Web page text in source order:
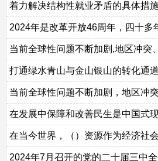
着力解决结构性就业矛盾的具体措
2024年是改革开放46周年，四十多
当前全球性问题不断加剧,地区冲突
打通绿水青山与金山银山的转化通
当前全球性问题不断加剧，地区冲
在发展中保障和改善民生是中国式
在当今世界，（）资源作为经济社
2024年7月召开的党的二十届三中全